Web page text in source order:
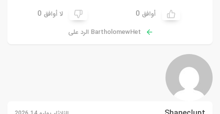
أوافق 0 لا أوافق 0
BartholomewHet الرد على